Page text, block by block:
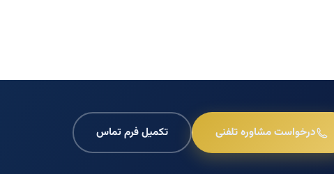
درخواست مشاوره تلفنی تکمیل فرم تماس